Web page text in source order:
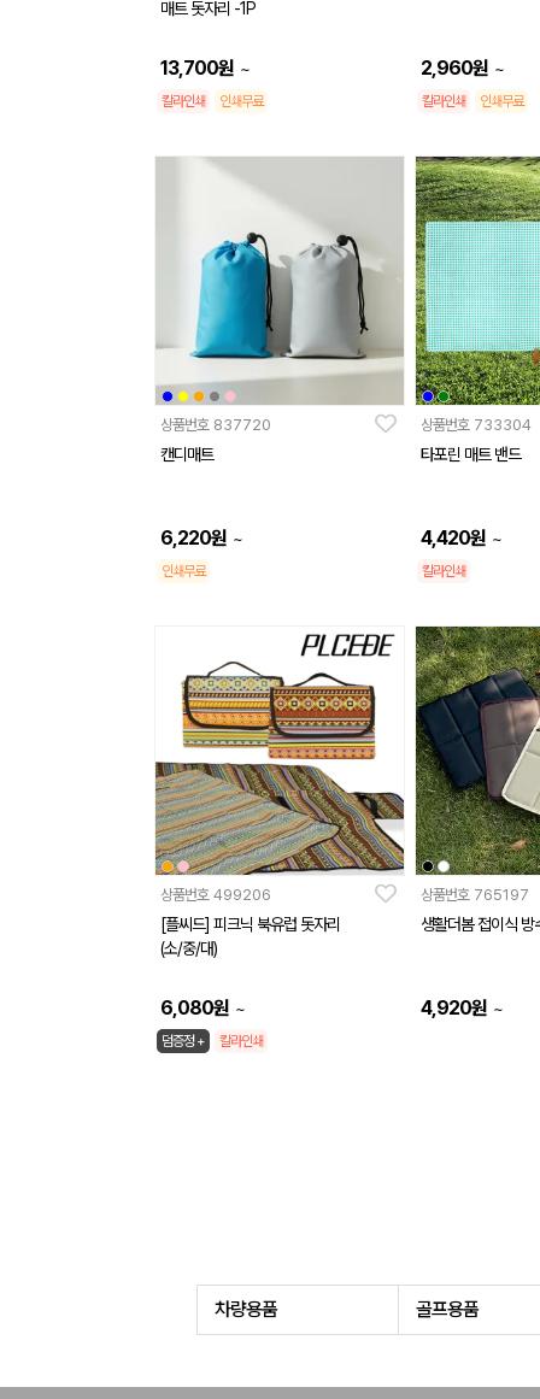
매트 돗자리 -1P
13,700원 ~
칼라인쇄 인쇄무료
2,960원 ~
칼라인쇄 인쇄무료
상품번호 837720
캔디매트
6,220원 ~
인쇄무료
상품번호 733304
타포린 매트 밴드
4,420원 ~
칼라인쇄
상품번호 499206
[플씨드] 피크닉 북유럽 돗자리
(소/중/대)
6,080원 ~
덤증정 + 칼라인쇄
상품번호 765197
생활더봄 접이식 방
4,920원 ~
차량용품 골프용품